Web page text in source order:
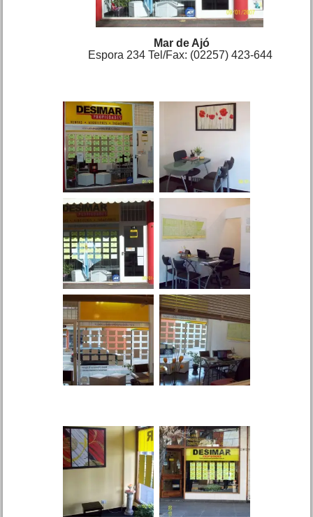
Mar de Ajó
Espora 234 Tel/Fax: (02257) 423-644